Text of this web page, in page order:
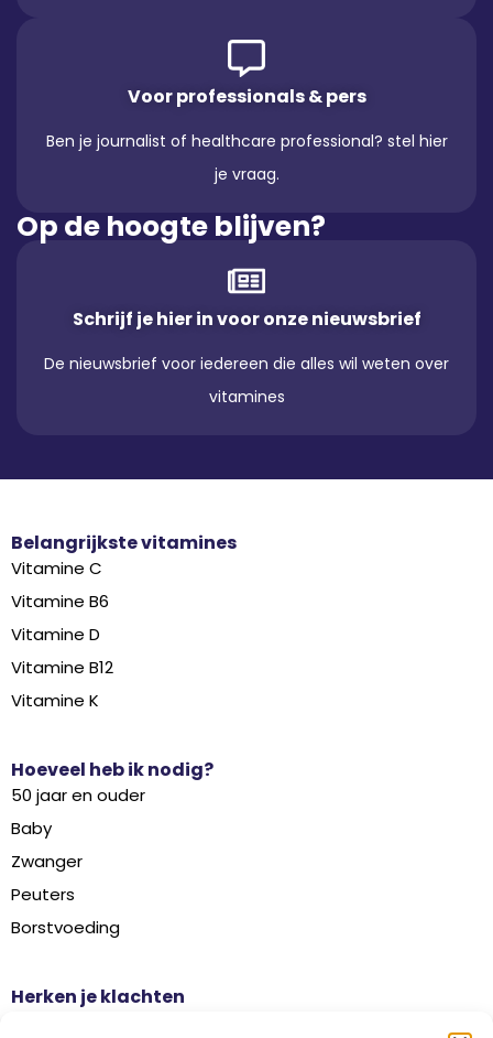
Voor professionals & pers
Ben je journalist of healthcare professional? stel hier
je vraag.
Op de hoogte blijven?
Schrijf je hier in voor onze nieuwsbrief
De nieuwsbrief voor iedereen die alles wil weten over
vitamines
Belangrijkste vitamines
Vitamine C
Vitamine B6
Vitamine D
Vitamine B12
Vitamine K
Hoeveel heb ik nodig?
50 jaar en ouder
Baby
Zwanger
Peuters
Borstvoeding
Herken je klachten